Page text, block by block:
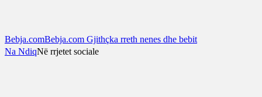
Bebja.comBebja.com Gjithçka rreth nenes dhe bebit
Na NdiqNë rrjetet sociale